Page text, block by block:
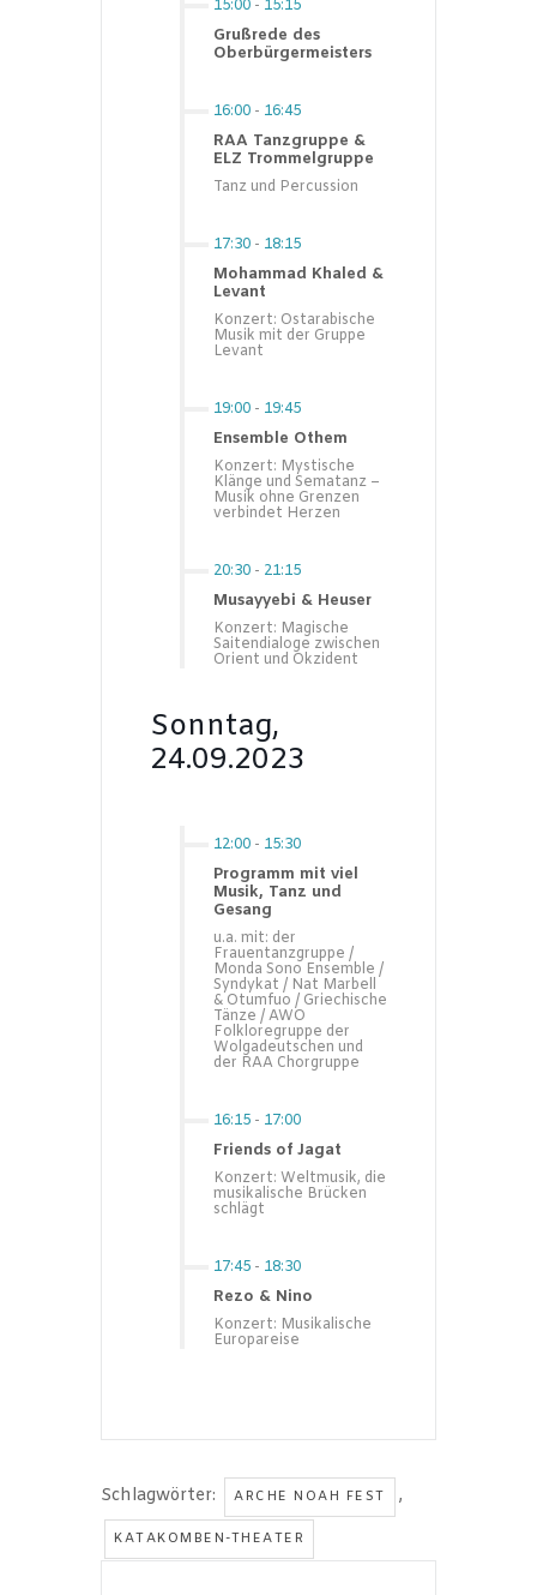
15:00 - 15:15
Grußrede des
Oberbürgermeisters
16:00 - 16:45
RAA Tanzgruppe &
ELZ Trommelgruppe
Tanz und Percussion
17:30 - 18:15
Mohammad Khaled &
Levant
Konzert: Ostarabische
Musik mit der Gruppe
Levant
19:00 - 19:45
Ensemble Othem
Konzert: Mystische
Klänge und Sematanz –
Musik ohne Grenzen
verbindet Herzen
20:30 - 21:15
Musayyebi & Heuser
Konzert: Magische
Saitendialoge zwischen
Orient und Okzident
Sonntag,
24.09.2023
12:00 - 15:30
Programm mit viel
Musik, Tanz und
Gesang
u.a. mit: der
Frauentanzgruppe /
Monda Sono Ensemble /
Syndykat / Nat Marbell
& Otumfuo / Griechische
Tänze / AWO
Folkloregruppe der
Wolgadeutschen und
der RAA Chorgruppe
16:15 - 17:00
Friends of Jagat
Konzert: Weltmusik, die
musikalische Brücken
schlägt
17:45 - 18:30
Rezo & Nino
Konzert: Musikalische
Europareise
Schlagwörter: ARCHE NOAH FEST ,
KATAKOMBEN-THEATER